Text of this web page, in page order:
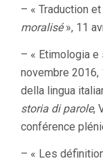
– « Traduction
moralisé», 11
– « Etimologia e
novembre
della lingua
storia di parole,
conférence
– « Les